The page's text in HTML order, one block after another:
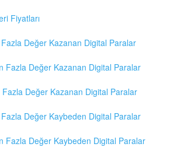
Fiyatları
Değer Kazanan Digital Paralar
Fazla Değer Kazanan Digital Paralar
Değer Kazanan Digital Paralar
Değer Kaybeden Digital Paralar
Fazla Değer Kaybeden Digital Paralar